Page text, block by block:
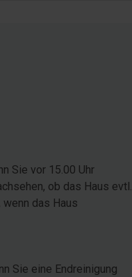
Sie vor 15.00 Uhr
ob das Haus evtl.
das Haus
Sie eine Endreinigung